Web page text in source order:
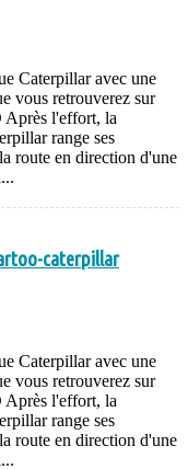
Caterpillar avec une
vous retrouverez sur
Après l'effort, la
range ses
route en direction d'une
caterpillar
Caterpillar avec une
vous retrouverez sur
Après l'effort, la
range ses
route en direction d'une